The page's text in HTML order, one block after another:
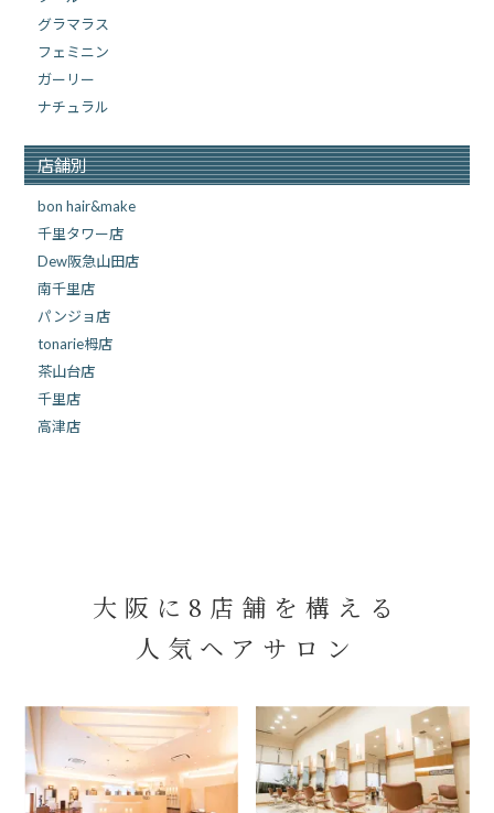
グラマラス
フェミニン
ガーリー
ナチュラル
店舗別
bon hair&make
千里タワー店
Dew阪急山田店
南千里店
パンジョ店
tonarie栂店
茶山台店
千里店
高津店
大阪に8店舗を構える
人気ヘアサロン